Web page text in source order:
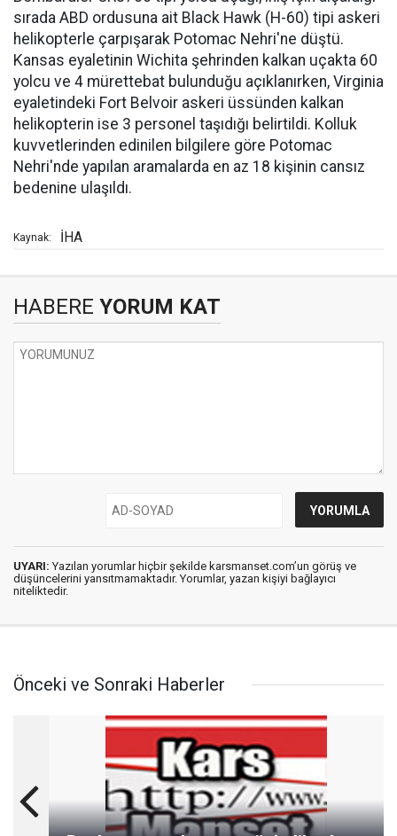
sırada ABD ordusuna ait Black Hawk (H-60) tipi askeri
helikopterle çarpışarak Potomac Nehri'ne düştü.
Kansas eyaletinin Wichita şehrinden kalkan uçakta 60
yolcu ve 4 mürettebat bulunduğu açıklanırken, Virginia
eyaletindeki Fort Belvoir askeri üssünden kalkan
helikopterin ise 3 personel taşıdığı belirtildi. Kolluk
kuvvetlerinden edinilen bilgilere göre Potomac
Nehri'nde yapılan aramalarda en az 18 kişinin cansız
bedenine ulaşıldı.
Kaynak: İHA
HABERE YORUM KAT
UYARI: Yazılan yorumlar hiçbir şekilde karsmanset.com’un görüş ve
düşüncelerini yansıtmamaktadır. Yorumlar, yazan kişiyi bağlayıcı
niteliktedir.
Önceki ve Sonraki Haberler